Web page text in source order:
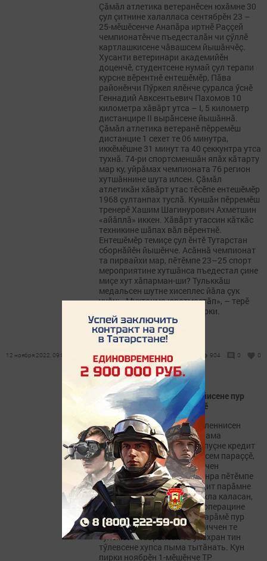
Çăмăл атлетика ветеранӗсен юхăмне 30
çул çитнине халалласа сентябрӗн 23 –
25-мӗшӗсенче Анапăра иртнӗ Раççей
чемпионатӗнче пъедесталăн чи çӳллӗ
картлашкисене чăвашсем йышăнчӗç.
Хусанти ветеринари академийӗн
доценчӗ, студентсене нумай çул терапи
курсне вӗрентнӗ ентешӗмӗр, Пăва
районӗнчи Пӳркел ялӗнче çуралса ӳснӗ
Геннадий Авксентьевич Пахомов 10
километра хăвăрт утса – I, 5 километр
дистанцире II вырăнсене йышăннă.
Çăмăл атлетика ветеранӗ пӗрремӗш
дистанцие 1 сехет те 06 минутра,
иккӗмӗшне 31 минут та 40 çеккунтра утса
тухнă. 74-ри спортсменшăн япăх кăтарту
мар ку, уйрăмах чемпионата 76 регион
хутшăннине шута илсен. Çăмăл
атлетикăн хăвăрт утас тӗсӗпе ентешӗмӗр
1968 çултанпах туслă. Куншăн пӗрремӗш
тренерӗ Хашим Шагинурович Ахметшин
«айăплă» иккен. Хăвăрт утассин кăткăс
техникине шăпах вăл вӗрентнӗ.
Ентешӗмӗр темиçе çул ӗнтӗ Тутарстан
сборнăйӗн йышӗнче. Асăннă чемпионат
та пирвайхи мар, пӗтӗмпе 23–25 спорт
мероприятине хутшăнса пъедестал çине
миçе хут хăпарман-ши? Тульккăш
медальсен шутне хисеплес йăла çук
унăн: «Мухтанма юратмастăп», – терӗ
хальхинче те кӗскен кун пирки.
12 ноября 2022, 09:06 904 0 0
Мобилизациленнисен çемйисене пур
енлӗ тӗрев пама тăрăшаççӗ
Республикăра мобилизациленнисен
çемйисене пур енлӗ тӗрев пама
тăрăшаççӗ. Пособисемсӗр пуçне кредит
каникулӗ, налог çăмăллăхӗсем параççӗ,
тара илнӗ çӗршӗн тӳлессинчен
хăтараççӗ. Паяна Тутарстанра пӗтӗмпе
620 миллион тенкӗлӗх кредит парăмне
вăхăтлăха чарса хунă. Урăхла каласан,
мобилизаципе ятарлă çар операцине
хутшăннă çыннăн кредит парăмӗ пур
пулсан ăна вăл хăй таврăниччен те
тӳлемест. Таврăнсан та уйăхран тин
тӳлевсене хупса пыма тытăнать. Кун
пирки ноябрӗн 1-мӗшӗнче ТР